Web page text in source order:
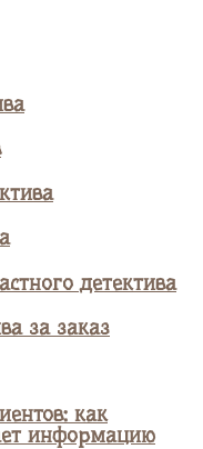
детектива
за заказ
как
информацию